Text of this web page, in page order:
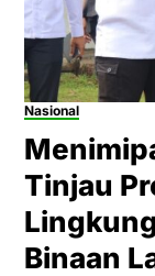
Nasional
Tinjau
Binaan